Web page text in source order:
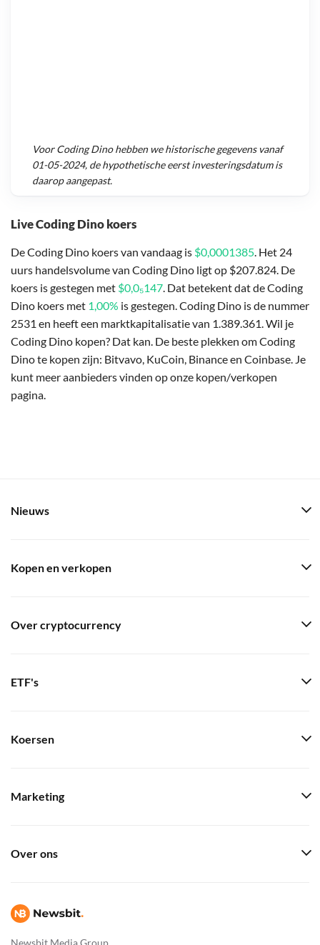
Live Coding Dino koers
De Coding Dino koers van vandaag is $0,0001385. Het 24
uurs handelsvolume van Coding Dino ligt op $207.824. De
koers is gestegen met $0,0₅147. Dat betekent dat de Coding
Dino koers met 1,00% is gestegen. Coding Dino is de nummer
2531 en heeft een marktkapitalisatie van 1.389.361. Wil je
Coding Dino kopen? Dat kan. De beste plekken om Coding
Dino te kopen zijn: Bitvavo, KuCoin, Binance en Coinbase. Je
kunt meer aanbieders vinden op onze kopen/verkopen
pagina.
VoorCoding Dinohebben we historische gegevens vanaf
01-05-2024, de hypothetische eerst investeringsdatum is
daarop aangepast.
Newsbit Media Group
Nieuws
Kopen en verkopen
Over cryptocurrency
ETF's
Koersen
Marketing
Over ons